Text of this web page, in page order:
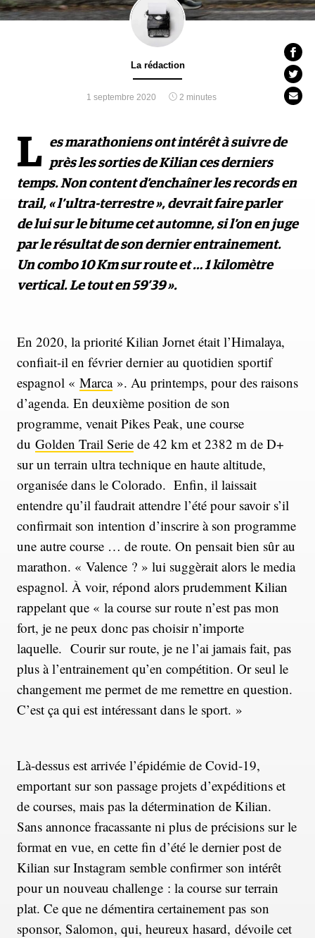
La rédaction
1 septembre 2020 2 minutes
L es marathoniens ont intérêt à suivre de
près les sorties de Kilian ces derniers
temps. Non content d’enchaîner les records en
trail, « l’ultra-terrestre », devrait faire parler
de lui sur le bitume cet automne, si l’on en juge
par le résultat de son dernier entrainement.
Un combo 10 Km sur route et … 1 kilomètre
vertical. Le tout en 59’39 ».
En 2020, la priorité Kilian Jornet était l’Himalaya,
confiait-il en février dernier au quotidien sportif
espagnol « Marca». Au printemps, pour des raisons
d’agenda. En deuxième position de son
programme, venait Pikes Peak, une course
du Golden Trail Serie de 42 km et 2382 m de D+
sur un terrain ultra technique en haute altitude,
organisée dans le Colorado. Enfin, il laissait
entendre qu’il faudrait attendre l’été pour savoir s’il
confirmait son intention d’inscrire à son programme
une autre course … de route. On pensait bien sûr au
marathon. « Valence ? » lui suggèrait alors le media
espagnol. À voir, répond alors prudemment Kilian
rappelant que « la course sur route n’est pas mon
fort, je ne peux donc pas choisir n’importe
laquelle. Courir sur route, je ne l’ai jamais fait, pas
plus à l’entrainement qu’en compétition. Or seul le
changement me permet de me remettre en question.
C’est ça qui est intéressant dans le sport. »
Là-dessus est arrivée l’épidémie de Covid-19,
emportant sur son passage projets d’expéditions et
de courses, mais pas la détermination de Kilian.
Sans annonce fracassante ni plus de précisions sur le
format en vue, en cette fin d’été le dernier post de
Kilian sur Instagram semble confirmer son intérêt
pour un nouveau challenge : la course sur terrain
plat. Ce que ne démentira certainement pas son
sponsor, Salomon, qui, heureux hasard, dévoile cet